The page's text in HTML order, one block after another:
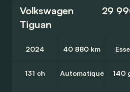
Volkswagen
Tiguan
29
2024 40 880 km
131 ch Automatique 140